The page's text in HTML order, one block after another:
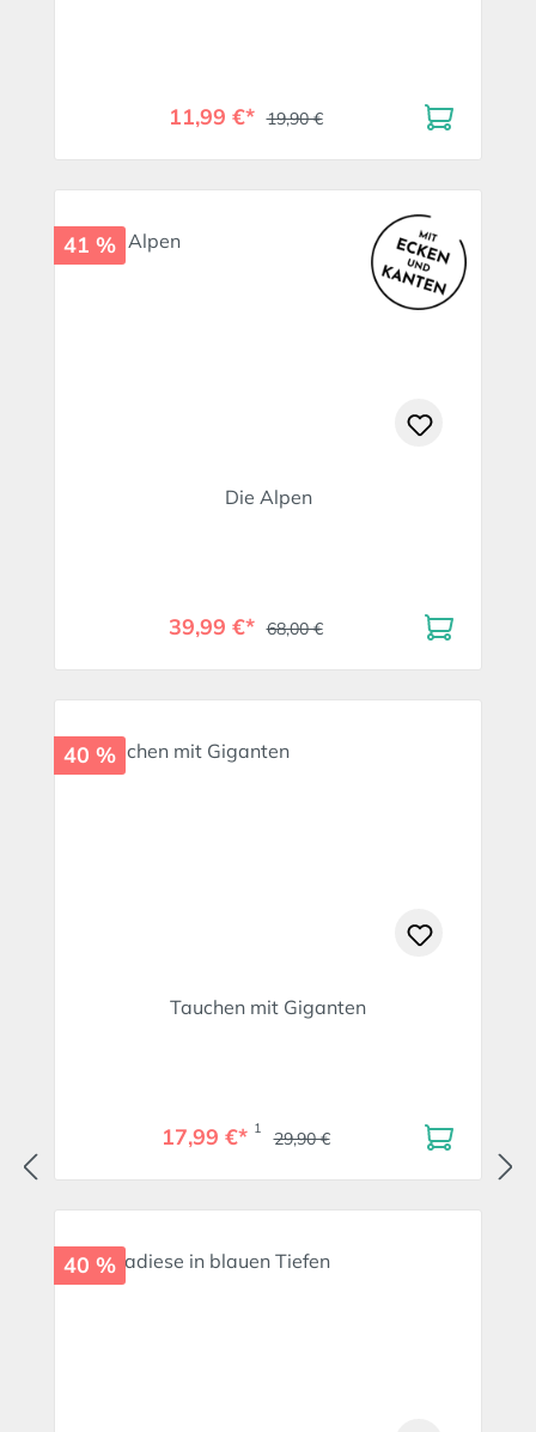
11,99 €* 19,90 €
41 %
Die Alpen
39,99 €* 68,00 €
40 %
Tauchen mit Giganten
17,99 €* 1 29,90 €
40 %